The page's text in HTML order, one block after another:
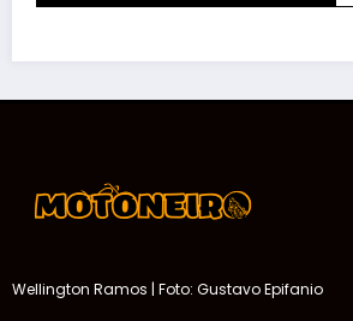
Wellington Ramos | Foto: Gustavo Epifanio